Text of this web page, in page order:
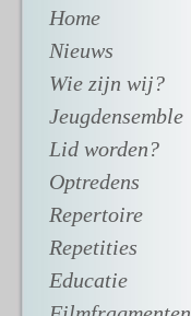
Home
Nieuws
Wie zijn wij?
Jeugdensemble
Lid worden?
Optredens
Repertoire
Repetities
Educatie